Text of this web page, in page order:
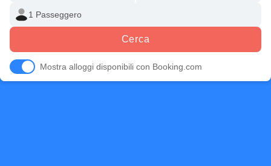
Cerca
Mostra alloggi disponibili con Booking.com